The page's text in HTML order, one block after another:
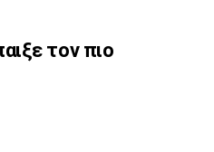
τον πιο